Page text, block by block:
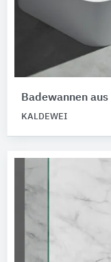
Badewannen
KALDEWEI